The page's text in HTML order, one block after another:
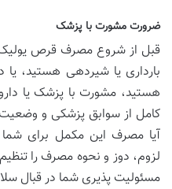
ضرورت مشورت با پزشک
قبل از شروع مصرف قرص یولیک
بارداری یا شیردهی هستید،
هستید، مشورت با پزشک یا
کامل از سوابق پزشکی و وضعیت
آیا مصرف این مکمل برای
لزوم، دوز و نحوه مصرف را
مسئولیت پذیری شما در قبال